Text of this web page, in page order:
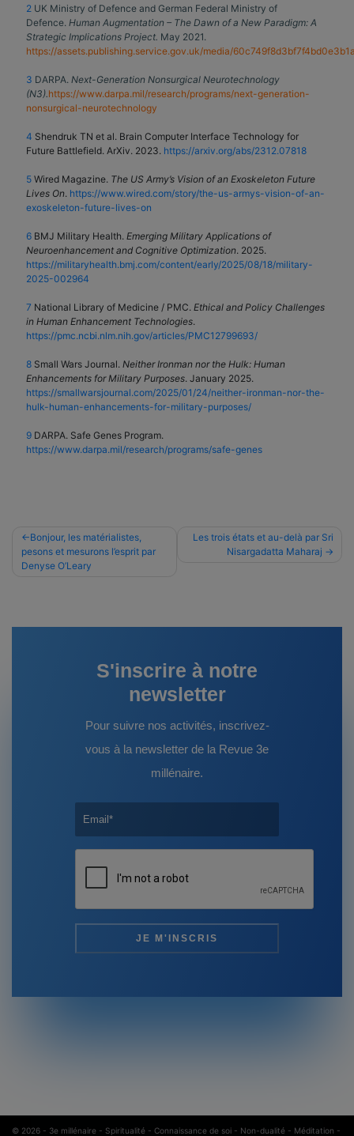
2 UK Ministry of Defence and German Federal Ministry of
Defence. Human Augmentation – The Dawn of a New Paradigm: A
Strategic Implications Project. May 2021.
https://assets.publishing.service.gov.uk/media/
3 DARPA. Next-Generation Nonsurgical Neurotechnology
(N3).https://www.darpa.mil/research/programs/next-generation-
nonsurgical-neurotechnology
4 Shendruk TN et al. Brain Computer Interface Technology for
Future Battlefield. ArXiv. 2023. https://arxiv.org/abs/2312.07818
5 Wired Magazine. The US Army’s Vision of an Exoskeleton Future
Lives On. https://www.wired.com/story/the-us-armys-vision-of-an-
exoskeleton-future-lives-on
6 BMJ Military Health. Emerging Military Applications of
Neuroenhancement and Cognitive Optimization. 2025.
https://militaryhealth.bmj.com/content/early/2025/08/18/military-
2025-002964
7 National Library of Medicine / PMC. Ethical and Policy Challenges
in Human Enhancement Technologies.
https://pmc.ncbi.nlm.nih.gov/articles/PMC12799693/
8 Small Wars Journal. Neither Ironman nor the Hulk: Human
Enhancements for Military Purposes. January 2025.
https://smallwarsjournal.com/2025/01/24/neither-ironman-nor-the-
hulk-human-enhancements-for-military-purposes/
9 DARPA. Safe Genes Program.
https://www.darpa.mil/research/programs/safe-genes
Navigation
de
Bonjour, les matérialistes,
pesons et mesurons l’esprit par
Denyse O’Leary
Les trois états et au-delà par Sri
Nisargadatta Maharaj
S'inscrire à notre
newsletter
Pour suivre nos activités, inscrivez-
vous à la newsletter de la Revue 3e
millénaire.
© 2026 - 3e millénaire - Spiritualité - Connaissance de soi - Non-dualité - Méditation -